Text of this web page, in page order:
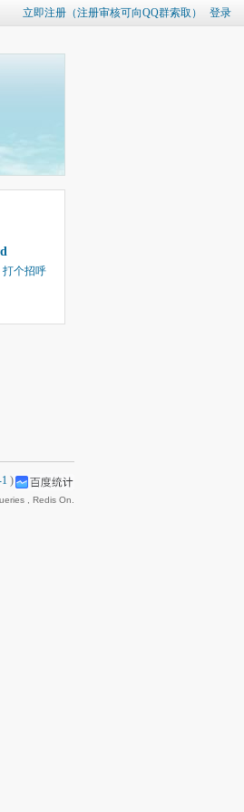
立即注册（注册审核可向QQ群索取） 登录
打个招呼
)
, Redis On.